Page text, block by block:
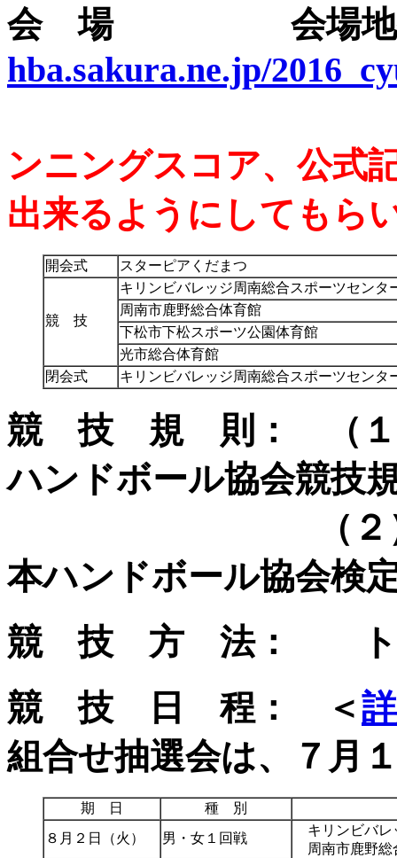
会 場 会場地
hba.sakura.ne.jp/
ンニングスコア、公式
出来るようにしてもら
開会式 スターピアくだまつ
競 技
キリンビバレッジ周南総合スポーツセンタ
周南市鹿野総合体育館
下松市下松スポーツ公園体育館
光市総合体育館
閉会式
キリンビバレッジ周南総合スポーツセン
競 技 規 則： （１）
ハンドボール協会競技
（２）大会使
本ハンドボール協会検
競 技 方 法： トー
競 技 日 程： ＜
組合せ抽選会は、７月
期 日
種 別
８月２日（火）
男・女１回戦
キリンビバレ
周南市鹿野総